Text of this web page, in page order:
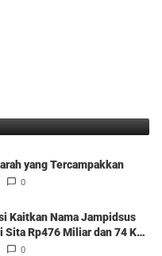
yang Tercampakkan
0
Kaitkan Nama Jampidsus
Rp476 Miliar dan 74 Kg
0